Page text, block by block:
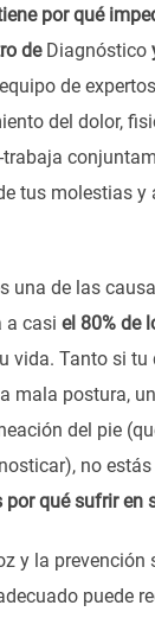
por qué
deDiagnóstico
de
del dolor,
-trabaja
tus molestias y
una de las
a casi el 80% de
vida. Tanto si
mala postura,
del pie
no
por qué sufrir en
y la prevención
puede